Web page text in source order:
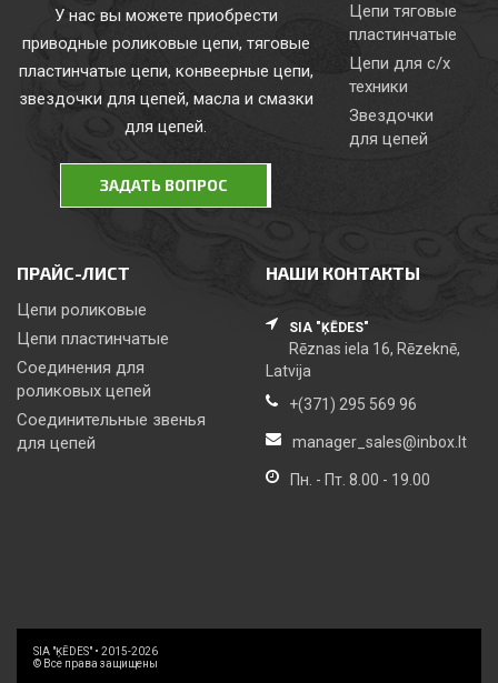
У нас вы можете приобрести
приводные роликовые цепи, тяговые
пластинчатые цепи, конвеерные цепи,
звездочки для цепей, масла и смазки
для цепей.
ЗАДАТЬ ВОПРОС
Цепи тяговые
пластинчатые
Цепи для с/х
техники
Звездочки
для цепей
ПРАЙС-ЛИСТ
Цепи роликовые
Цепи пластинчатые
Соединения для
роликовых цепей
Соединительные звенья
для цепей
НАШИ КОНТАКТЫ
SIA "ĶĒDES"
Rēznas iela 16, Rēzeknē,
Latvija
+(371) 295 569 96
manager_sales@inbox.lt
Пн. - Пт. 8.00 - 19.00
SIA "ĶĒDES" • 2015-2026
© Все права защищены